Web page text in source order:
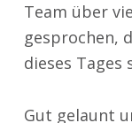
Team über
gesprochen,
dieses Tages
Gut gelaunt